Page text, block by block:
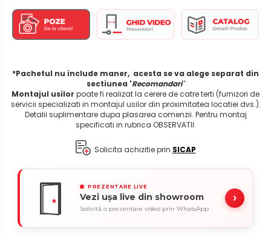
*Pachetul nu include maner, acesta se va alege separat din
sectiunea 'Recomandari'
Montajul usilor poate fi realizat la cerere de catre terti (furnizori de
servicii specializati in montajul usilor din proximitatea locatiei dvs.).
Detalii suplimentare dupa plasarea comenzii. Pentru montaj
specificati in rubrica OBSERVATII.
Solicita achizitie prin SICAP
PREZENTARE LIVE
Vezi ușa live din showroom
Solicită o prezentare video prin WhatsApp
›